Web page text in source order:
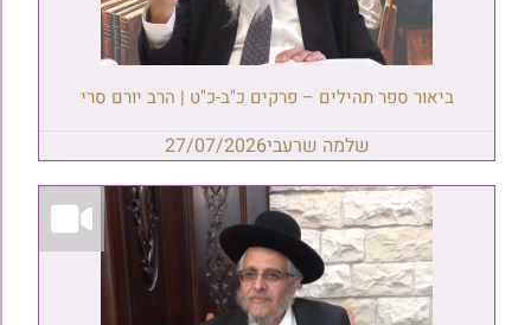
ביאור ספר תהילים – פרקים כ"ב-כ"ט | הרב יורם סרי
שלמה שרעבי27/07/2026